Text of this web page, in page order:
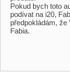
Pokud bych toto
podívat na i20,
předpokládám, že
Fabia.